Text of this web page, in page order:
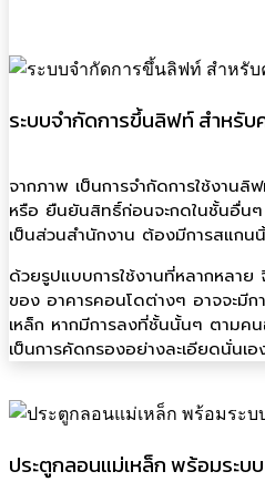
ระบบจำกัดการขึ้นลิฟท์ สำหรับ
จากภาพ เป็นการจำกัดการใช้งานลิ
หรือ ยืนยันสิทธิ์ก่อนจะกดในชั้นอื่น
เป็นส่วนสำนักงาน ต้องมีการสแก
ด้วยรูปแบบการใช้งานที่หลากหลา
ของ อาคารคอนโดต่างๆ อาจจะมีก
เหล็ก หากมีการลงที่ชั้นนั้นๆ ตามค
เป็นการคัดกรองอย่างละเอียดนั่นเอ
ประตูกลอนแม่เหล็ก พร้อมระบบ